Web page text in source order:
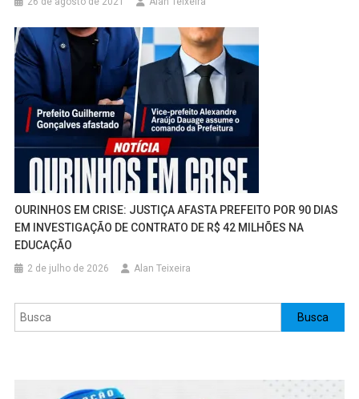
OURINHOS EM CRISE: JUSTIÇA AFASTA PREFEITO POR 90 DIAS
EM INVESTIGAÇÃO DE CONTRATO DE R$ 42 MILHÕES NA
EDUCAÇÃO
2 de julho de 2026 Alan Teixeira
Pesquisar Busca